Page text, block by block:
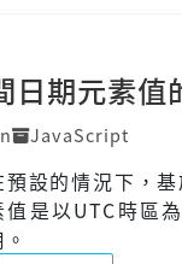
日期元素值
JavaScript
預設的情況下，
值是以UTC時區